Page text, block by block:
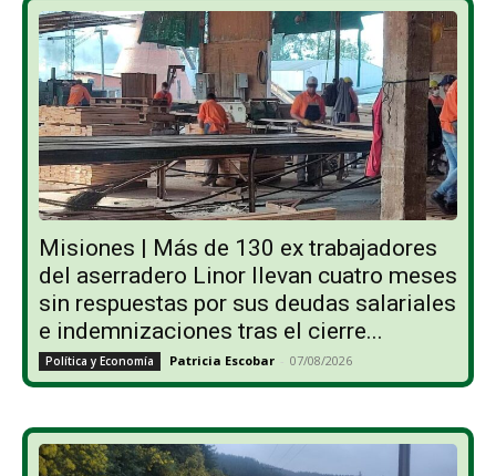
Misiones | Más de 130 ex trabajadores
del aserradero Linor llevan cuatro meses
sin respuestas por sus deudas salariales
e indemnizaciones tras el cierre...
Política y Economía Patricia Escobar - 07/08/2026